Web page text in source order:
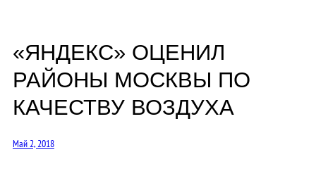
«ЯНДЕКС» ОЦЕНИЛ
РАЙОНЫ МОСКВЫ ПО
КАЧЕСТВУ ВОЗДУХА
Май 2, 2018